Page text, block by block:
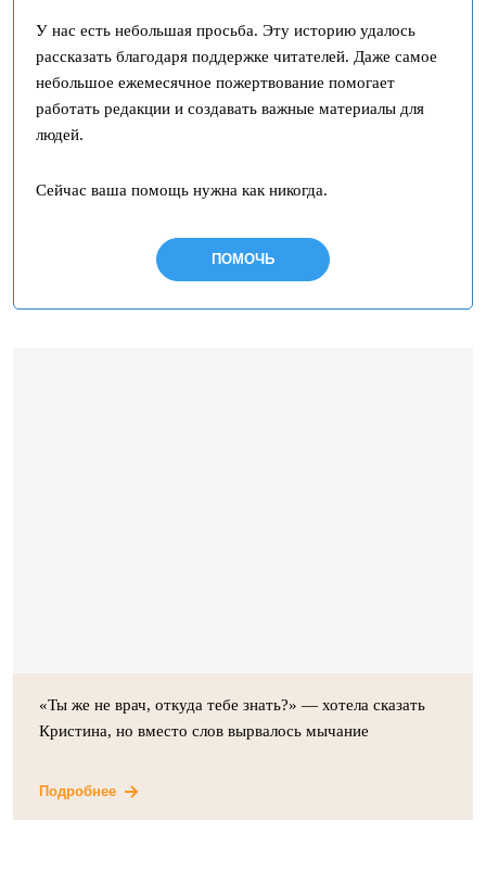
У нас есть небольшая просьба. Эту историю удалось
рассказать благодаря поддержке читателей. Даже самое
небольшое ежемесячное пожертвование помогает
работать редакции и создавать важные материалы для
людей.
Сейчас ваша помощь нужна как никогда.
ПОМОЧЬ
«Ты же не врач, откуда тебе знать?» — хотела сказать
Кристина, но вместо слов вырвалось мычание
Подробнее